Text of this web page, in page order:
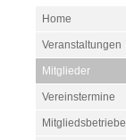
Home
Veranstaltungen
Mitglieder
Vereinstermine
Mitgliedsbetriebe